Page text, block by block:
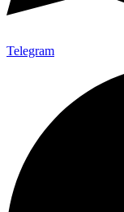
Telegram